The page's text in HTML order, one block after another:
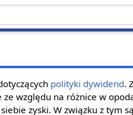
polityki dywidend.
ze względu na różnice w
zyski. W związku z tym